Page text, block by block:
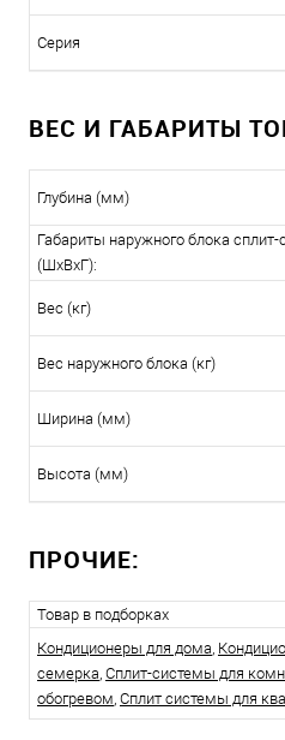
Серия
ВЕС И ГАБАРИТЫ
Глубина (мм)
Габариты наружного блока
(ШxВxГ):
Вес (кг)
Вес наружного блока (кг)
Ширина (мм)
Высота (мм)
ПРОЧИЕ:
Товар в подборках
Кондиционеры для дома,
семерка, Сплит-системы для
обогревом, Сплит системы для